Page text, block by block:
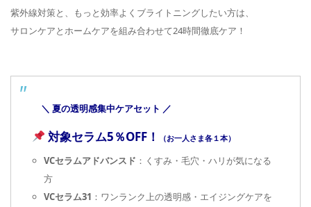
紫外線対策と、もっと効率よくブライトニングしたい方は、
サロンケアとホームケアを組み合わせて24時間徹底ケア！
＼ 夏の透明感集中ケアセット ／
対象セラム5％OFF！ （お一人さま各１本）
VCセラムアドバンスド ：くすみ・毛穴・ハリが気になる
方
VCセラム31 ：ワンランク上の透明感・エイジングケアを